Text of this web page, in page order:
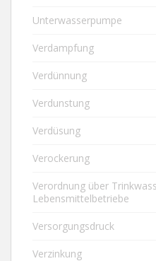
Unterwasserpumpe
Verdampfung
Verdünnung
Verdunstung
Verdüsung
Verockerung
Verordnung über
Lebensmittelbetriebe
Versorgungsdruck
Verzinkung